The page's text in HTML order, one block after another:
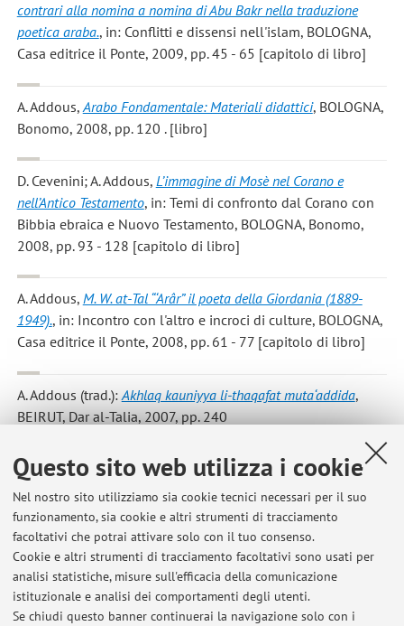
Questo sito web utilizza i cookie
Nel nostro sito utilizziamo sia cookie tecnici necessari per il suo
funzionamento, sia cookie e altri strumenti di tracciamento
facoltativi che potrai attivare solo con il tuo consenso.
Cookie e altri strumenti di tracciamento facoltativi sono usati per
analisi statistiche, misure sull'efficacia della comunicazione
istituzionale e analisi dei comportamenti degli utenti.
Se chiudi questo banner continuerai la navigazione solo con i
contrari alla nomina a nomina di Abu Bakr nella traduzione
poetica araba., in: Conflitti e dissensi nell'islam, BOLOGNA,
Casa editrice il Ponte, 2009, pp. 45 - 65 [capitolo di libro]
A. Addous, Arabo Fondamentale: Materiali didattici, BOLOGNA,
Bonomo, 2008, pp. 120 . [libro]
D. Cevenini; A. Addous, L’immagine di Mosè nel Corano e
nell’Antico Testamento, in: Temi di confronto dal Corano con
Bibbia ebraica e Nuovo Testamento, BOLOGNA, Bonomo,
2008, pp. 93 - 128 [capitolo di libro]
A. Addous, M. W. at-Tal “‘Arâr” il poeta della Giordania (1889-
1949)., in: Incontro con l'altro e incroci di culture, BOLOGNA,
Casa editrice il Ponte, 2008, pp. 61 - 77 [capitolo di libro]
A. Addous (trad.): Akhlaq kauniyya li-thaqafat muta‘addida,
BEIRUT, Dar al-Talia, 2007, pp. 240
. Opera originale: Autore: P. C. Bori; S. Marchignoli - Titolo:
Per un percorso etico tra culture: testi antichi di traduzione
scritta [libro (traduzione)]
1 2 3 4
Pubblicazioni antecedenti il 2004